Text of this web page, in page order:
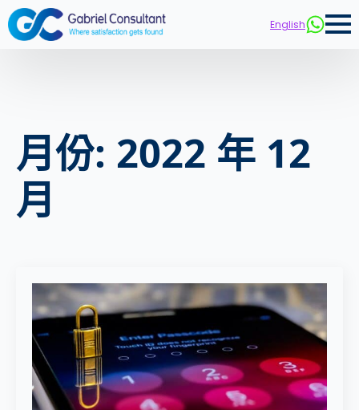
English
月份: 2022 年 12
月